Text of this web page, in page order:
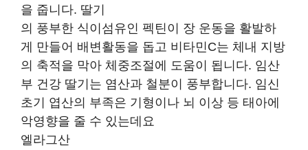
을 줍니다. 딸기
의 풍부한 식이섬유인 펙틴이 장 운동을 활발하
게 만들어 배변활동을 돕고 비타민C는 체내 지방
의 축적을 막아 체중조절에 도움이 됩니다. 임산
부 건강 딸기는 염산과 철분이 풍부합니다. 임신
초기 엽산의 부족은 기형이나 뇌 이상 등 태아에
악영향을 줄 수 있는데요
엘라그산